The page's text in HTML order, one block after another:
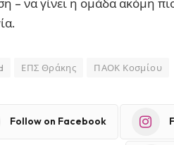
– να γίνει η ομάδα ακόμη
ΕΠΣ Θράκης ΠΑΟΚ Κοσμίου
Follow on Facebook